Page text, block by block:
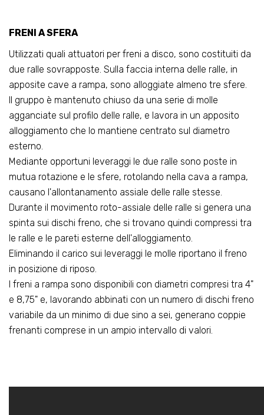
FRENI A SFERA
Utilizzati quali attuatori per freni a disco, sono costituiti da
due ralle sovrapposte. Sulla faccia interna delle ralle, in
apposite cave a rampa, sono alloggiate almeno tre sfere.
Il gruppo è mantenuto chiuso da una serie di molle
agganciate sul profilo delle ralle, e lavora in un apposito
alloggiamento che lo mantiene centrato sul diametro
esterno.
Mediante opportuni leveraggi le due ralle sono poste in
mutua rotazione e le sfere, rotolando nella cava a rampa,
causano l'allontanamento assiale delle ralle stesse.
Durante il movimento roto-assiale delle ralle si genera una
spinta sui dischi freno, che si trovano quindi compressi tra
le ralle e le pareti esterne dell'alloggiamento.
Eliminando il carico sui leveraggi le molle riportano il freno
in posizione di riposo.
I freni a rampa sono disponibili con diametri compresi tra 4"
e 8,75" e, lavorando abbinati con un numero di dischi freno
variabile da un minimo di due sino a sei, generano coppie
frenanti comprese in un ampio intervallo di valori.